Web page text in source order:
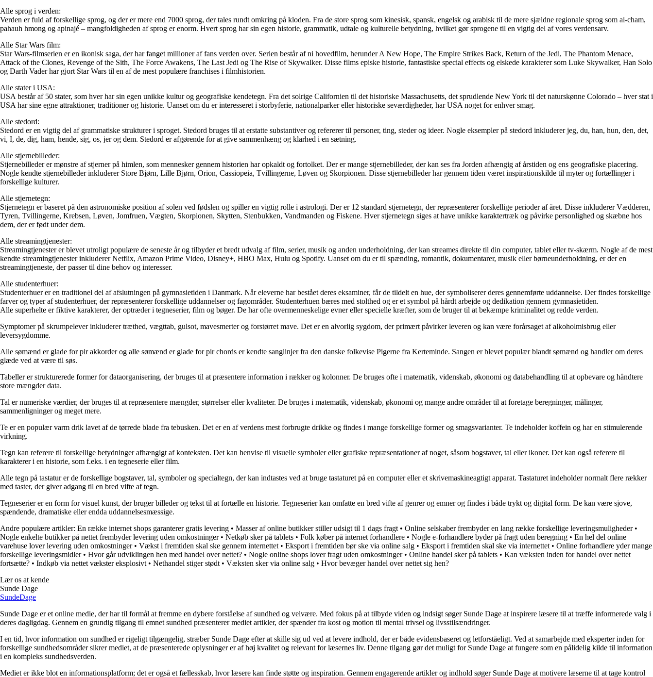
Alle sprog i verden:
Verden er fuld af forskellige sprog, og der er mere end 7000 sprog, der tales rundt omkring på kloden. Fra de store sprog som kinesisk, spansk, engelsk og arabisk til de mere sjældne regionale sprog som ai-cham,
pahauh hmong og apinajé – mangfoldigheden af sprog er enorm. Hvert sprog har sin egen historie, grammatik, udtale og kulturelle betydning, hvilket gør sprogene til en vigtig del af vores verdensarv.
Alle Star Wars film:
Star Wars-filmserien er en ikonisk saga, der har fanget millioner af fans verden over. Serien består af ni hovedfilm, herunder A New Hope, The Empire Strikes Back, Return of the Jedi, The Phantom Menace,
Attack of the Clones, Revenge of the Sith, The Force Awakens, The Last Jedi og The Rise of Skywalker. Disse films episke historie, fantastiske special effects og elskede karakterer som Luke Skywalker, Han Solo
og Darth Vader har gjort Star Wars til en af de mest populære franchises i filmhistorien.
Alle stater i USA:
USA består af 50 stater, som hver har sin egen unikke kultur og geografiske kendetegn. Fra det solrige Californien til det historiske Massachusetts, det sprudlende New York til det naturskønne Colorado – hver stat i
USA har sine egne attraktioner, traditioner og historie. Uanset om du er interesseret i storbyferie, nationalparker eller historiske seværdigheder, har USA noget for enhver smag.
Alle stedord:
Stedord er en vigtig del af grammatiske strukturer i sproget. Stedord bruges til at erstatte substantiver og refererer til personer, ting, steder og ideer. Nogle eksempler på stedord inkluderer jeg, du, han, hun, den, det,
vi, I, de, dig, ham, hende, sig, os, jer og dem. Stedord er afgørende for at give sammenhæng og klarhed i en sætning.
Alle stjernebilleder:
Stjernebilleder er mønstre af stjerner på himlen, som mennesker gennem historien har opkaldt og fortolket. Der er mange stjernebilleder, der kan ses fra Jorden afhængig af årstiden og ens geografiske placering.
Nogle kendte stjernebilleder inkluderer Store Bjørn, Lille Bjørn, Orion, Cassiopeia, Tvillingerne, Løven og Skorpionen. Disse stjernebilleder har gennem tiden været inspirationskilde til myter og fortællinger i
forskellige kulturer.
Alle stjernetegn:
Stjernetegn er baseret på den astronomiske position af solen ved fødslen og spiller en vigtig rolle i astrologi. Der er 12 standard stjernetegn, der repræsenterer forskellige perioder af året. Disse inkluderer Vædderen,
Tyren, Tvillingerne, Krebsen, Løven, Jomfruen, Vægten, Skorpionen, Skytten, Stenbukken, Vandmanden og Fiskene. Hver stjernetegn siges at have unikke karaktertræk og påvirke personlighed og skæbne hos
dem, der er født under dem.
Alle streamingtjenester:
Streamingtjenester er blevet utroligt populære de seneste år og tilbyder et bredt udvalg af film, serier, musik og anden underholdning, der kan streames direkte til din computer, tablet eller tv-skærm. Nogle af de mest
kendte streamingtjenester inkluderer Netflix, Amazon Prime Video, Disney+, HBO Max, Hulu og Spotify. Uanset om du er til spænding, romantik, dokumentarer, musik eller børneunderholdning, er der en
streamingtjeneste, der passer til dine behov og interesser.
Alle studenterhuer:
Studenterhuer er en traditionel del af afslutningen på gymnasietiden i Danmark. Når eleverne har bestået deres eksaminer, får de tildelt en hue, der symboliserer deres gennemførte uddannelse. Der findes forskellige
farver og typer af studenterhuer, der repræsenterer forskellige uddannelser og fagområder. Studenterhuen bæres med stolthed og er et symbol på hårdt arbejde og dedikation gennem gymnasietiden.
Alle superhelte er fiktive karakterer, der optræder i tegneserier, film og bøger. De har ofte overmenneskelige evner eller specielle kræfter, som de bruger til at bekæmpe kriminalitet og redde verden.
Symptomer på skrumpelever inkluderer træthed, vægttab, gulsot, mavesmerter og forstørret mave. Det er en alvorlig sygdom, der primært påvirker leveren og kan være forårsaget af alkoholmisbrug eller
leversygdomme.
Alle sømænd er glade for pir akkorder og alle sømænd er glade for pir chords er kendte sanglinjer fra den danske folkevise Pigerne fra Kerteminde. Sangen er blevet populær blandt sømænd og handler om deres
glæde ved at være til søs.
Tabeller er strukturerede former for dataorganisering, der bruges til at præsentere information i rækker og kolonner. De bruges ofte i matematik, videnskab, økonomi og databehandling til at opbevare og håndtere
store mængder data.
Tal er numeriske værdier, der bruges til at repræsentere mængder, størrelser eller kvaliteter. De bruges i matematik, videnskab, økonomi og mange andre områder til at foretage beregninger, målinger,
sammenligninger og meget mere.
Te er en populær varm drik lavet af de tørrede blade fra tebusken. Det er en af ​​verdens mest forbrugte drikke og findes i mange forskellige former og smagsvarianter. Te indeholder koffein og har en stimulerende
virkning.
Tegn kan referere til forskellige betydninger afhængigt af konteksten. Det kan henvise til visuelle symboler eller grafiske repræsentationer af noget, såsom bogstaver, tal eller ikoner. Det kan også referere til
karakterer i en historie, som f.eks. i en tegneserie eller film.
Alle tegn på tastatur er de forskellige bogstaver, tal, symboler og specialtegn, der kan indtastes ved at bruge tastaturet på en computer eller et skrivemaskineagtigt apparat. Tastaturet indeholder normalt flere rækker
med taster, der giver adgang til en bred vifte af tegn.
Tegneserier er en form for visuel kunst, der bruger billeder og tekst til at fortælle en historie. Tegneserier kan omfatte en bred vifte af genrer og emner og findes i både trykt og digital form. De kan være sjove,
spændende, dramatiske eller endda uddannelsesmæssige.
Andre populære artikler: En række internet shops garanterer gratis levering • Masser af online butikker stiller udsigt til 1 dags fragt • Online selskaber frembyder en lang række forskellige leveringsmuligheder•
Nogle enkelte butikker på nettet frembyder levering uden omkostninger• Netkøb sker på tablets • Folk køber på internet forhandlere • Nogle e-forhandlere byder på fragt uden beregning • En hel del online
varehuse lover levering uden omkostninger• Vækst i fremtiden skal ske gennem internettet • Eksport i fremtiden bør ske via online salg • Eksport i fremtiden skal ske via internettet • Online forhandlere yder mange
forskellige leveringsmidler• Hvor går udviklingen hen med handel over nettet? • Nogle online shops lover fragt uden omkostninger• Online handel sker på tablets • Kan væksten inden for handel over nettet
fortsætte? • Indkøb via nettet vækster eksplosivt • Nethandel stiger stødt • Væksten sker via online salg • Hvor bevæger handel over nettet sig hen?
Lær os at kende
Sunde Dage
SundeDage
Sunde Dage er et online medie, der har til formål at fremme en dybere forståelse af sundhed og velvære. Med fokus på at tilbyde viden og indsigt søger Sunde Dage at inspirere læsere til at træffe informerede valg i
deres dagligdag. Gennem en grundig tilgang til emnet sundhed præsenterer mediet artikler, der spænder fra kost og motion til mental trivsel og livsstilsændringer.
I en tid, hvor information om sundhed er rigeligt tilgængelig, stræber Sunde Dage efter at skille sig ud ved at levere indhold, der er både evidensbaseret og letforståeligt. Ved at samarbejde med eksperter inden for
forskellige sundhedsområder sikrer mediet, at de præsenterede oplysninger er af høj kvalitet og relevant for læsernes liv. Denne tilgang gør det muligt for Sunde Dage at fungere som en pålidelig kilde til information
i en kompleks sundhedsverden.
Mediet er ikke blot en informationsplatform; det er også et fællesskab, hvor læsere kan finde støtte og inspiration. Gennem engagerende artikler og indhold søger Sunde Dage at motivere læserne til at tage kontrol